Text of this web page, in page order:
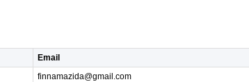
Email
finnamazida@gmail.com